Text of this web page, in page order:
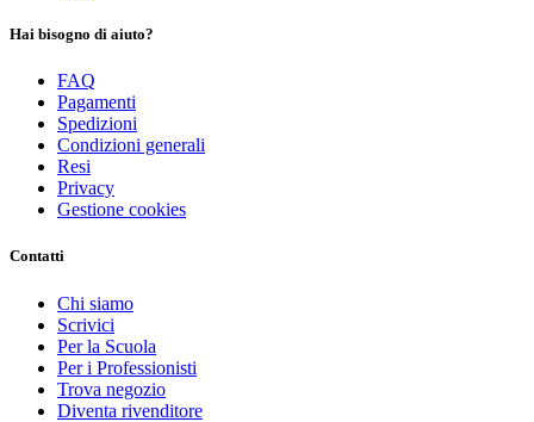
Hai bisogno di aiuto?
FAQ
Pagamenti
Spedizioni
Condizioni generali
Resi
Privacy
Gestione cookies
Contatti
Chi siamo
Scrivici
Per la Scuola
Per i Professionisti
Trova negozio
Diventa rivenditore